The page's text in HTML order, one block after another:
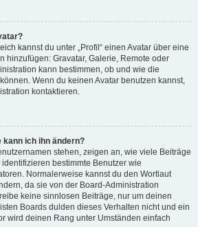
kannst du unter „Profil“ einen Avatar über eine
hinzufügen: Gravatar, Galerie, Remote oder
kann bestimmen, ob und wie die
Wenn du keinen Avatar benutzen kannst,
kontaktieren.
kann ich ihn ändern?
stehen, zeigen an, wie viele Beiträge
bestimmte Benutzer wie
Normalerweise kannst du den Wortlaut
da sie von der Board-Administration
keine sinnlosen Beiträge, nur um deinen
Boards dulden dieses Verhalten nicht und ein
wird deinen Rang unter Umständen einfach